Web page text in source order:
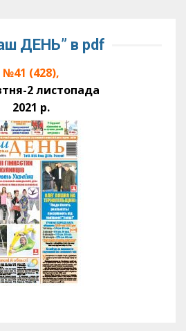
ДЕНЬ” в pdf
№41 (428),
2 листопада
2021 р.